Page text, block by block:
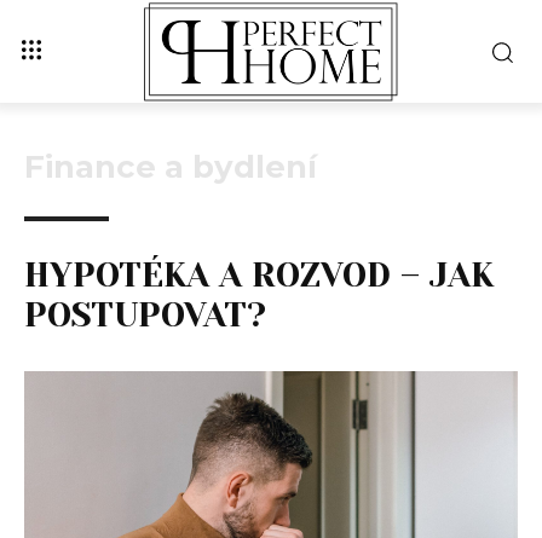
Finance a bydlení
HYPOTÉKA A ROZVOD – JAK
POSTUPOVAT?